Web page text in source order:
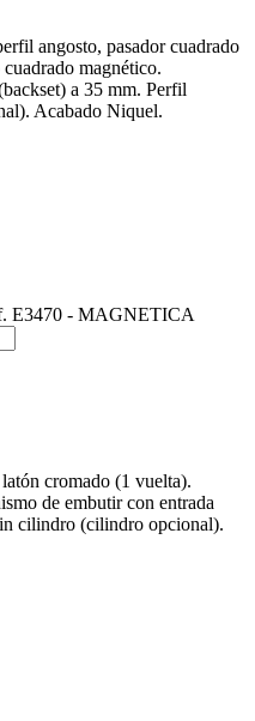
angosto, pasador cuadrado
magnético.
a 35 mm. Perfil
Acabado Niquel.
E3470 - MAGNETICA
cromado (1 vuelta).
de embutir con entrada
cilindro (cilindro opcional).